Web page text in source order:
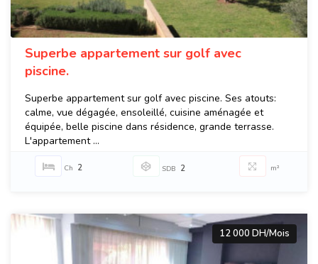
Superbe appartement sur golf avec
piscine.
Superbe appartement sur golf avec piscine. Ses atouts:
calme, vue dégagée, ensoleillé, cuisine aménagée et
équipée, belle piscine dans résidence, grande terrasse.
L'appartement ...
Ch 2 SDB 2 m²
12 000 DH/Mois